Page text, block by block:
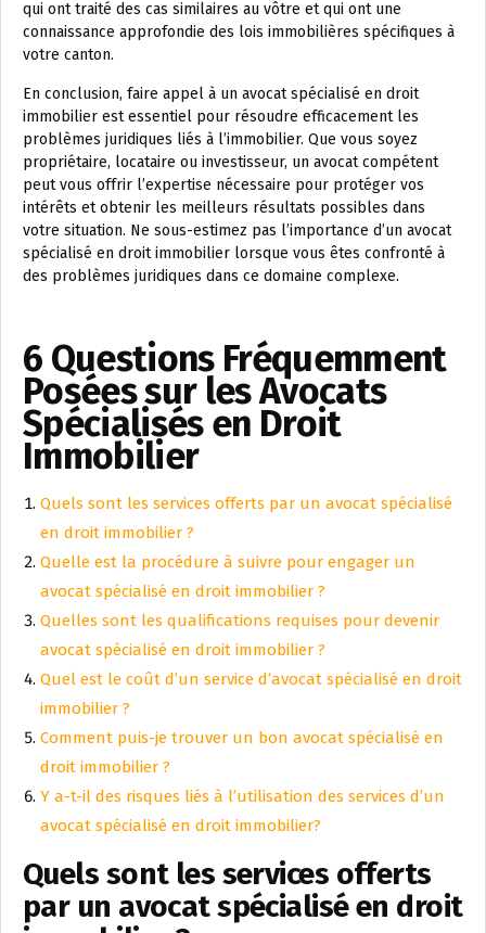
qui ont traité des cas similaires au vôtre et qui ont une
connaissance approfondie des lois immobilières spécifiques à
votre canton.
En conclusion, faire appel à un avocat spécialisé en droit
immobilier est essentiel pour résoudre efficacement les
problèmes juridiques liés à l’immobilier. Que vous soyez
propriétaire, locataire ou investisseur, un avocat compétent
peut vous offrir l’expertise nécessaire pour protéger vos
intérêts et obtenir les meilleurs résultats possibles dans
votre situation. Ne sous-estimez pas l’importance d’un avocat
spécialisé en droit immobilier lorsque vous êtes confronté à
des problèmes juridiques dans ce domaine complexe.
6 Questions Fréquemment
Posées sur les Avocats
Spécialisés en Droit
Immobilier
Quels sont les services offerts par un avocat spécialisé
en droit immobilier ?
Quelle est la procédure à suivre pour engager un
avocat spécialisé en droit immobilier ?
Quelles sont les qualifications requises pour devenir
avocat spécialisé en droit immobilier ?
Quel est le coût d’un service d’avocat spécialisé en droit
immobilier ?
Comment puis-je trouver un bon avocat spécialisé en
droit immobilier ?
Y a-t-il des risques liés à l’utilisation des services d’un
avocat spécialisé en droit immobilier?
Quels sont les services offerts
par un avocat spécialisé en droit